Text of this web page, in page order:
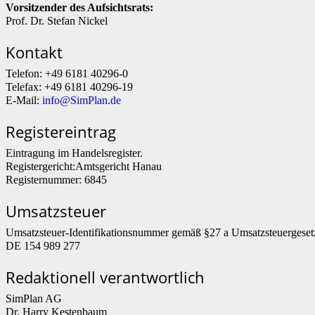
Vorsitzender des Aufsichtsrats:
Prof. Dr. Stefan Nickel
Kontakt
Telefon: +49 6181 40296-0
Telefax: +49 6181 40296-19
E-Mail: info@SimPlan.de
Registereintrag
Eintragung im Handelsregister.
Registergericht:Amtsgericht Hanau
Registernummer: 6845
Umsatzsteuer
Umsatzsteuer-Identifikationsnummer gemäß §27 a
DE 154 989 277
Redaktionell verantwortlich
SimPlan AG
Dr. Harry Kestenbaum